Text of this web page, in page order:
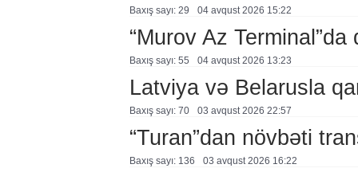
Baxış sayı: 29 04 avqust 2026 15:22
“Murov Az
Baxış sayı: 55 04 avqust 2026 13:23
Latviya və Belarusla
Baxış sayı: 70 03 avqust 2026 22:57
“Turan”dan növbəti
Baxış sayı: 136 03 avqust 2026 16:22